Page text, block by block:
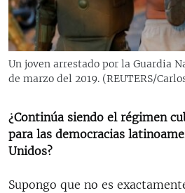
Un joven arrestado por la Guardia
de marzo del 2019. (REUTERS/
¿Continúa siendo el régimen
para las democracias
Unidos?
Supongo que no es